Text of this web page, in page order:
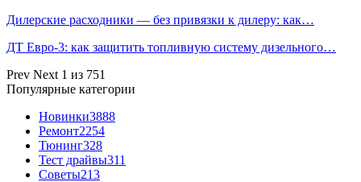
Дилерские расходники — без привязки к дилеру: как…
ДТ Евро-3: как защитить топливную систему дизельного…
Prev Next 1 из 751
Популярные категории
Новинки3888
Ремонт2254
Тюнинг328
Тест драйвы311
Советы213